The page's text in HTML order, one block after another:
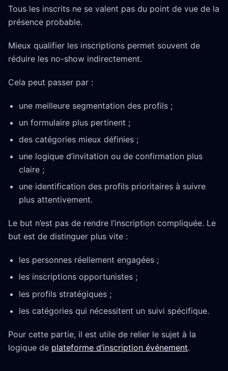
Tous les inscrits ne se valent pas du point de vue de la
présence probable.
Mieux qualifier les inscriptions permet souvent de
réduire les no-show indirectement.
Cela peut passer par :
une meilleure segmentation des profils ;
un formulaire plus pertinent ;
des catégories mieux définies ;
une logique d’invitation ou de confirmation plus
claire ;
une identification des profils prioritaires à suivre
plus attentivement.
Le but n’est pas de rendre l’inscription compliquée. Le
but est de distinguer plus vite :
les personnes réellement engagées ;
les inscriptions opportunistes ;
les profils stratégiques ;
les catégories qui nécessitent un suivi spécifique.
Pour cette partie, il est utile de relier le sujet à la
logique de plateforme d’inscription événement.